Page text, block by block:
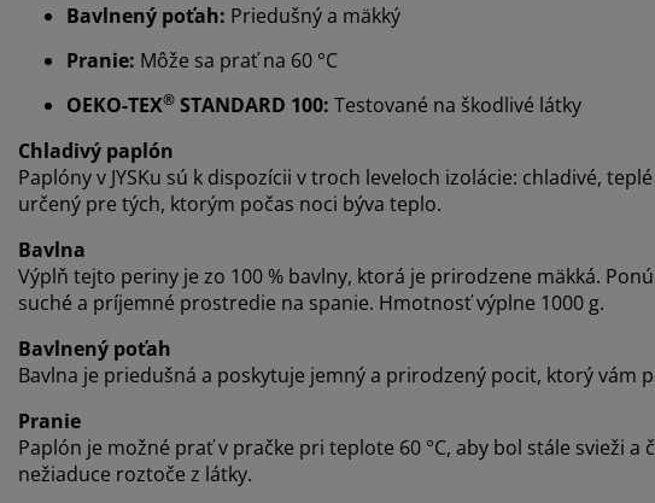
Bavlnený poťah: Priedušný a mäkký
Pranie: Môže sa prať na 60 °C
OEKO-TEX® STANDARD 100: Testované na škodlivé látky
Chladivý paplón
Paplóny v JYSKu sú k dispozícii v troch leveloch izolácie: chladivé,
určený pre tých, ktorým počas noci býva teplo.
Bavlna
Výplň tejto periny je zo 100 % bavlny, ktorá je prirodzene mäkká.
suché a príjemné prostredie na spanie. Hmotnosť výplne 1000 g.
Bavlnený poťah
Bavlna je priedušná a poskytuje jemný a prirodzený pocit, ktorý vám
Pranie
Paplón je možné prať v pračke pri teplote 60 °C, aby bol stále svieži a
nežiaduce roztoče z látky.